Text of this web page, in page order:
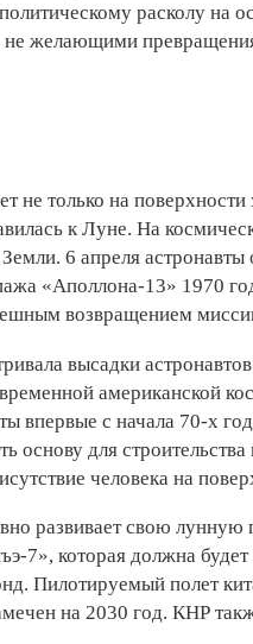
расколу
не желающими
не только на
к Луне. На
6 апреля
«Аполлона-13» 1970
возвращением
высадки
американской
впервые с начала 70-х
основу для
человека на
развивает свою
7», которая должна
Пилотируемый полет
на 2030 год. КНР